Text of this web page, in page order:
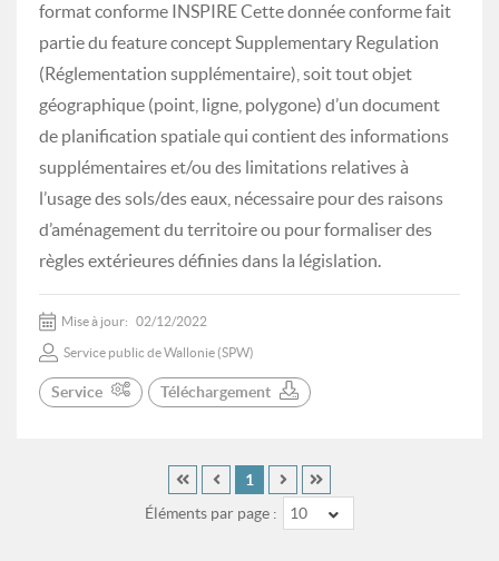
format conforme INSPIRE Cette donnée conforme fait
partie du feature concept Supplementary Regulation
(Réglementation supplémentaire), soit tout objet
géographique (point, ligne, polygone) d’un document
de planification spatiale qui contient des informations
supplémentaires et/ou des limitations relatives à
l’usage des sols/des eaux, nécessaire pour des raisons
d’aménagement du territoire ou pour formaliser des
règles extérieures définies dans la législation.
Mise à jour: 02/12/2022
Service public de Wallonie (SPW)
Service Téléchargement
Éléments par page : 10
1